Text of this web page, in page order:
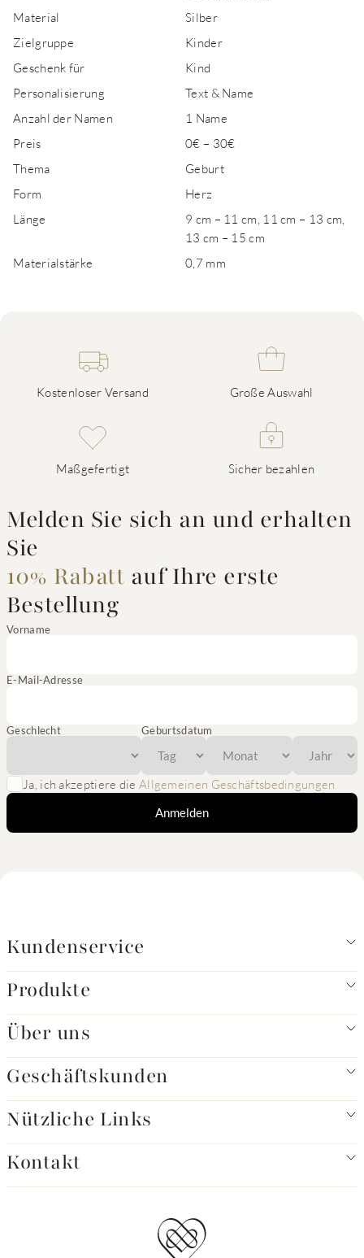
Material
Silber
Zielgruppe
Kinder
Geschenk für
Kind
Personalisierung
Text & Name
Anzahl der Namen
1 Name
Preis
0€ – 30€
Thema
Geburt
Form
Herz
Länge
9 cm – 11 cm, 11 cm – 13 cm,
13 cm – 15 cm
Materialstärke
0,7 mm
Kostenloser Versand Große Auswahl
Maßgefertigt Sicher bezahlen
Melden Sie sich an und erhalten
Sie
10% Rabatt auf Ihre erste
Bestellung
Vorname
E-Mail-Adresse
Geschlecht Geburtsdatum
Ja, ich akzeptiere die Allgemeinen Geschäftsbedingungen
Anmelden
Kundenservice
Produkte
Über uns
Geschäftskunden
Nützliche Links
Kontakt